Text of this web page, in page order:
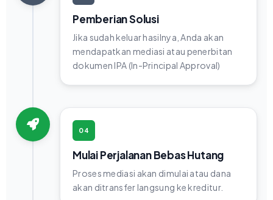
Pemberian Solusi
Jika sudah keluar hasilnya, Anda akan
mendapatkan mediasi atau penerbitan
dokumen IPA (In-Principal Approval)
04
Mulai Perjalanan Bebas Hutang
Proses mediasi akan dimulai atau dana
akan ditransfer langsung ke kreditur.